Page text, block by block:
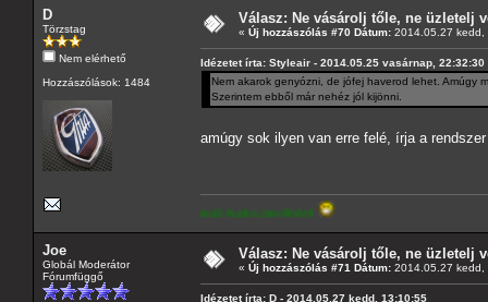
D
Törzstag
Nem elérhető
Hozzászólások: 1484
Válasz: Ne vásárolj tőle, ne üzletelj
« Új hozzászólás #70 Dátum: 2014.05.27 kedd,
Idézetet írta: Styleair - 2014.05.25 vasárnap, 22:32:30
Nem akarok genyózni, de jófej haverod lehet. Amúgy
Szerintem ebből már nehéz jól kijönni.
amúgy sok ilyen van erre felé, írja a
paraméterekkel rendelkező Audira cserélném!
Joe
Globál Moderátor
Fórumfüggő
Válasz: Ne vásárolj tőle, ne üzletelj
« Új hozzászólás #71 Dátum: 2014.05.27 kedd,
Idézetet írta: D - 2014.05.27 kedd, 13:10:55